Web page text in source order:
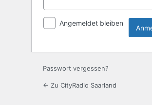
Angemeldet bleiben
Passwort vergessen?
← Zu CityRadio Saarland